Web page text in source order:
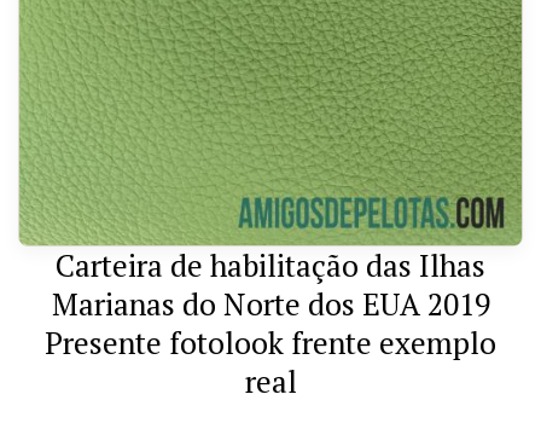
Carteira de habilitação das Ilhas
Marianas do Norte dos EUA 2019
Presente fotolook frente exemplo
real